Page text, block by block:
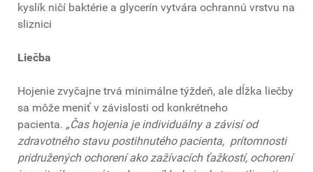
kyslík ničí baktérie a glycerín vytvára ochrannú vrstvu na
sliznici
Liečba
Hojenie zvyčajne trvá minimálne týždeň, ale dĺžka liečby
sa môže meniť v závislosti od konkrétneho
pacienta. „Čas hojenia je individuálny a závisí od
zdravotného stavu postihnutého pacienta, prítomnosti
pridružených ochorení ako zažívacích ťažkostí, ochorení